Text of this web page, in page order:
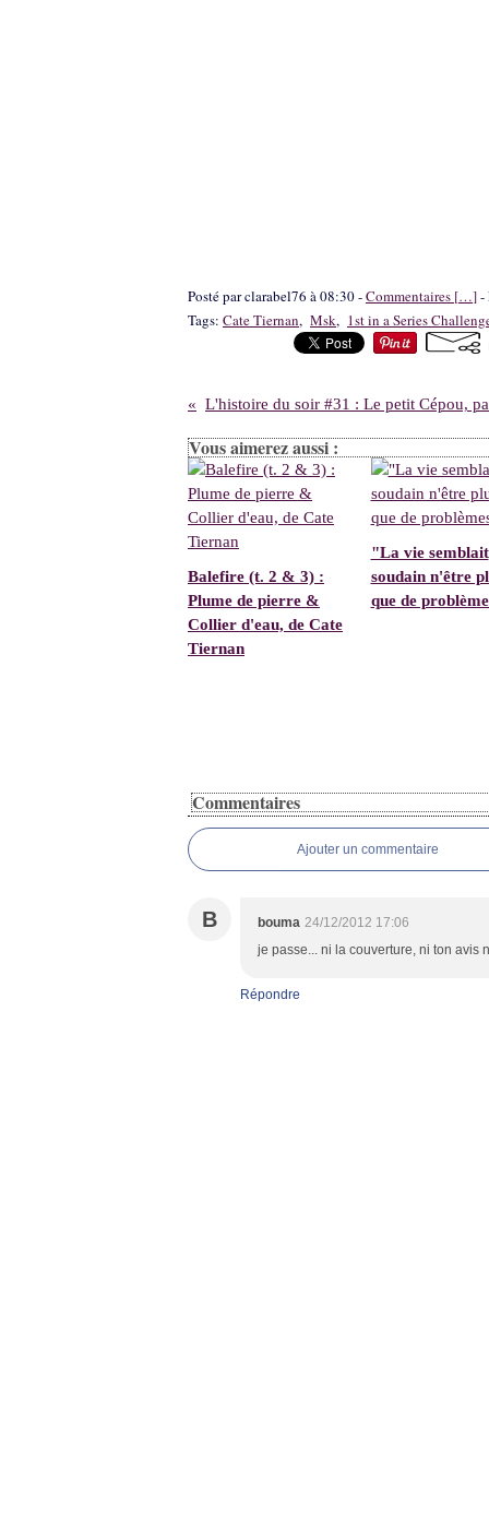
Posté par clarabel76 à 08:30 -Commentaires […]-
Tags: Cate Tiernan, Msk, 1st in a Series
Vous aimerez aussi :
Balefire (t. 2 & 3) :
Plume de pierre &
Collier d'eau, de Cate
Tiernan
"La vie semblait
soudain n'être
que de
Commentaires
Ajouter un commentaire
B bouma 24/12/2012 17:06
je passe... ni la couverture, ni ton avis
Répondre